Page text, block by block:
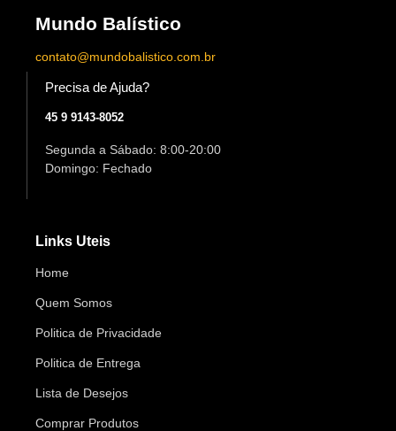
Mundo Balístico
contato@mundobalistico.com.br
Precisa de Ajuda?
45 9 9143-8052
Segunda a Sábado: 8:00-20:00
Domingo: Fechado
Links Uteis
Home
Quem Somos
Politica de Privacidade
Politica de Entrega
Lista de Desejos
Comprar Produtos